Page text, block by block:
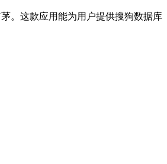
。这款应用能为用户提供搜狗数据库